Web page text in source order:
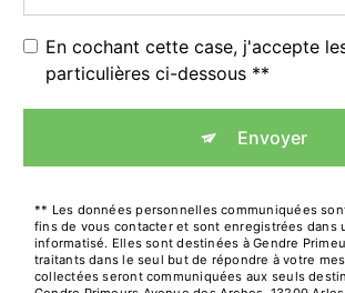
En cochant cette case, j'accepte
particulières ci-dessous **
Envoyer
** Les données personnelles communiquées
fins de vous contacter et sont enregistrées dans
informatisé. Elles sont destinées à Gendre
traitants dans le seul but de répondre à votre
collectées seront communiquées aux seuls